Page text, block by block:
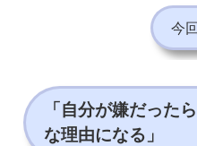
今
「自分が嫌だった
な理由になる」